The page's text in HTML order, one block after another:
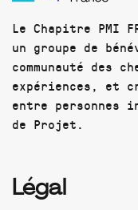
Le Chapitre PMI
un groupe de
communauté des
expériences, et
entre personnes
de Projet.
Légal